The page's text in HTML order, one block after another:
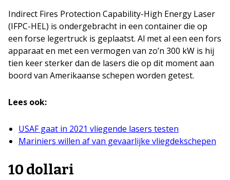
Indirect Fires Protection Capability-High Energy Laser
(IFPC-HEL) is ondergebracht in een container die op
een forse legertruck is geplaatst. Al met al een een fors
apparaat en met een vermogen van zo’n 300 kW is hij
tien keer sterker dan de lasers die op dit moment aan
boord van Amerikaanse schepen worden getest.
Lees ook:
USAF gaat in 2021 vliegende lasers testen
Mariniers willen af van gevaarlijke vliegdekschepen
10 dollari